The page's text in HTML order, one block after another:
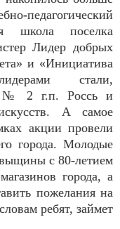
педагогический
школа поселка
Лидер добрых
и «Инициатива
стали,
№ 2 г.п. Россь и
А самое
акции провели
города. Молодые
с 80-летием
города, а
пожелания на
ребят, займет